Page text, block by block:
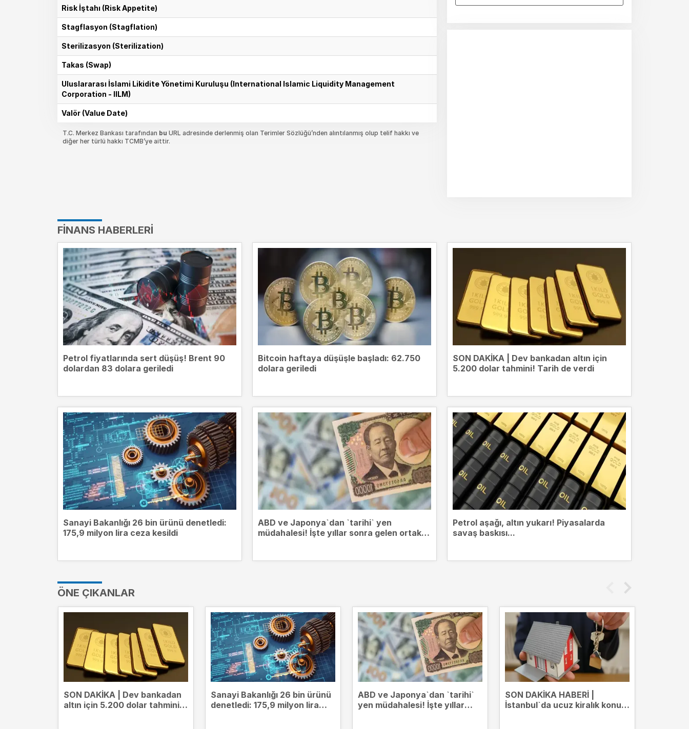
Risk İştahı (Risk Appetite)
Stagflasyon (Stagflation)
Sterilizasyon (Sterilization)
Takas (Swap)
Uluslararası İslami Likidite Yönetimi Kuruluşu (International Islamic Liquidity Management
Corporation - IILM)
Valör (Value Date)
T.C. Merkez Bankası tarafından bu URL adresinde derlenmiş olan Terimler Sözlüğü’nden alıntılanmış olup telif hakkı ve
diğer her türlü hakkı TCMB’ye aittir.
FINANS HABERLERI
Petrol fiyatlarında sert düşüş! Brent 90
dolardan 83 dolara geriledi
Bitcoin haftaya düşüşle başladı: 62.750
dolara geriledi
SON DAKİKA | Dev bankadan altın için
5.200 dolar tahmini! Tarih de verdi
Sanayi Bakanlığı 26 bin ürünü denetledi:
175,9 milyon lira ceza kesildi
ABD ve Japonya`dan `tarihi` yen
müdahalesi! İşte yıllar sonra gelen ortak
Petrol aşağı, altın yukarı! Piyasalarda
savaş baskısı...
ÖNE ÇIKANLAR
SON DAKİKA | Dev bankadan
altın için 5.200 dolar tahmini!
Sanayi Bakanlığı 26 bin ürünü
denetledi: 175,9 milyon lira
ABD ve Japonya`dan `tarihi`
yen müdahalesi! İşte yıllar
SON DAKİKA HABERİ |
İstanbul`da ucuz kiralık konut